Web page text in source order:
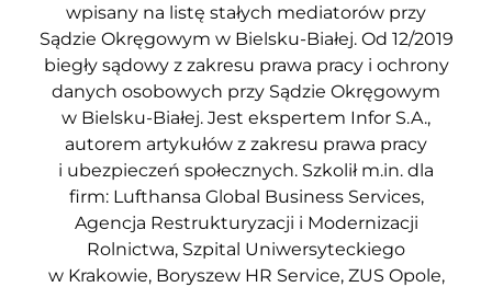
wpisany na listę stałych mediatorów przy
Sądzie Okręgowym w Bielsku-Białej. Od 12/2019
biegły sądowy z zakresu prawa pracy i ochrony
danych osobowych przy Sądzie Okręgowym
w Bielsku-Białej. Jest ekspertem Infor S.A.,
autorem artykułów z zakresu prawa pracy
i ubezpieczeń społecznych. Szkolił m.in. dla
firm: Lufthansa Global Business Services,
Agencja Restrukturyzacji i Modernizacji
Rolnictwa, Szpital Uniwersyteckiego
w Krakowie, Boryszew HR Service, ZUS Opole,